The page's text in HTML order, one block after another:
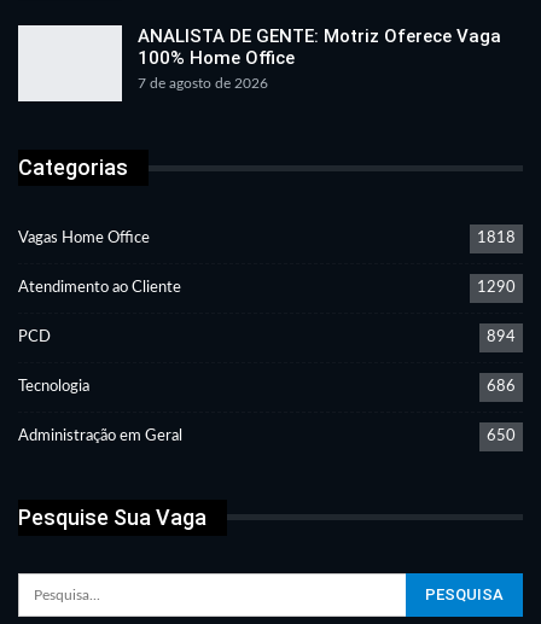
ANALISTA DE GENTE: Motriz Oferece Vaga
100% Home Office
7 de agosto de 2026
Categorias
Vagas Home Office 1818
Atendimento ao Cliente 1290
PCD 894
Tecnologia 686
Administração em Geral 650
Pesquise Sua Vaga